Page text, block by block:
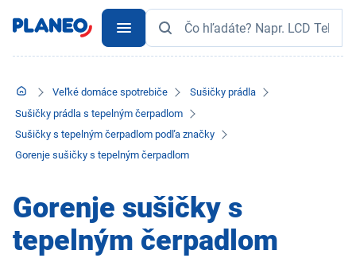
Veľké domáce spotrebiče
Sušičky prádla
Sušičky prádla s tepelným čerpadlom
Sušičky s tepelným čerpadlom podľa značky
Gorenje sušičky s tepelným čerpadlom
Gorenje sušičky s
tepelným čerpadlom